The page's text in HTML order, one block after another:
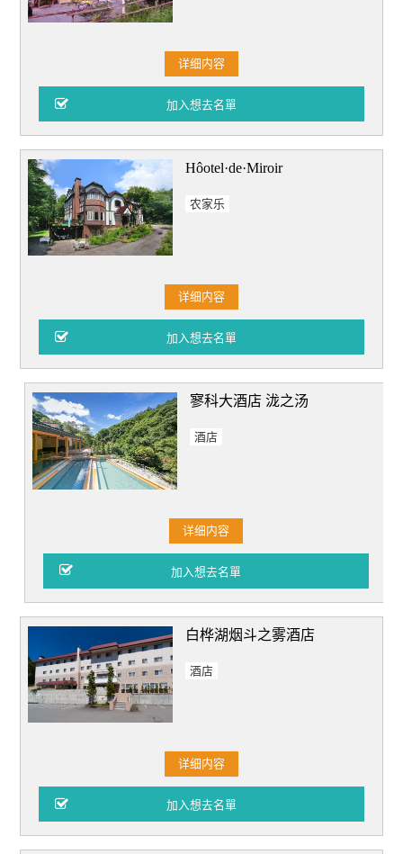
详细内容
Hôotel·de·Miroir
农家乐
详细内容
寥科大酒店 泷之汤
酒店
详细内容
白桦湖烟斗之雾酒店
酒店
详细内容